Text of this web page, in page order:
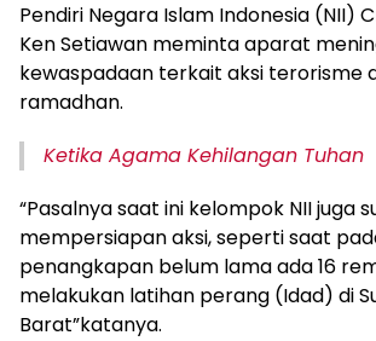
Pendiri Negara Islam Indonesia (NII)
Ken Setiawan meminta aparat
kewaspadaan terkait aksi terorisme
ramadhan.
Ketika Agama Kehilangan Tuhan
“Pasalnya saat ini kelompok NII juga
mempersiapan aksi, seperti saat
penangkapan belum lama ada 16
melakukan latihan perang (Idad) di
Barat”katanya.